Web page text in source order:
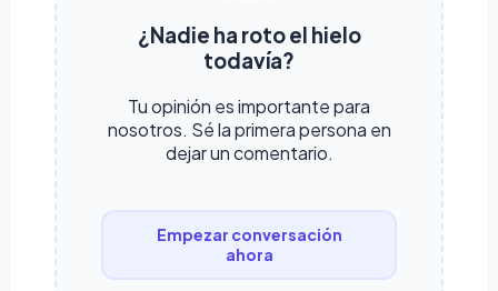
¿Nadie ha roto el hielo
todavía?
Tu opinión es importante para
nosotros. Sé la primera persona en
dejar un comentario.
Empezar conversación
ahora